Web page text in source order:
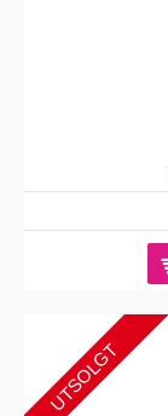
UTSOLGT